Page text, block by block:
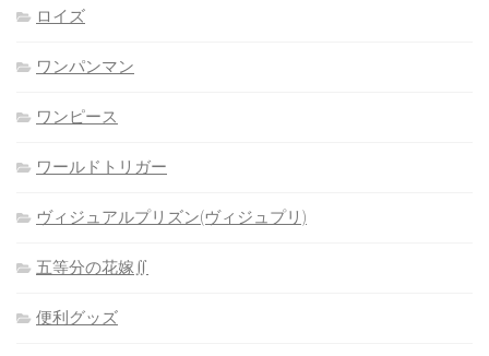
ロイズ
ワンパンマン
ワンピース
ワールドトリガー
ヴィジュアルプリズン(ヴィジュプリ)
五等分の花嫁∬
便利グッズ